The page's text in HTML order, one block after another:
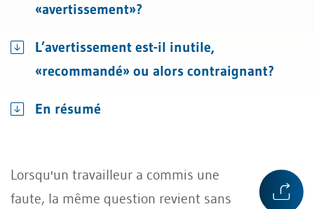
«avertissement»?
L’avertissement est-il inutile,
«recommandé» ou alors contraignant?
En résumé
Lorsqu'un travailleur a commis une
faute, la même question revient sans